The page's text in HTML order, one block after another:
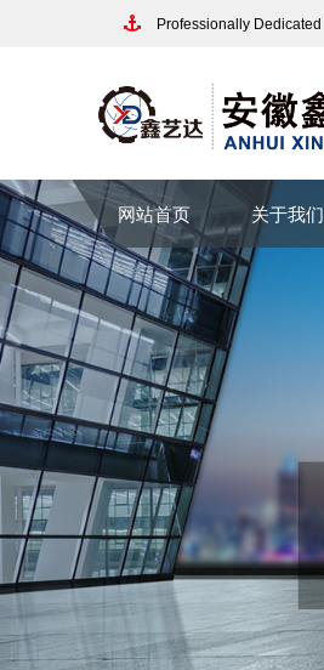
Professionally
网站首页 关于我们